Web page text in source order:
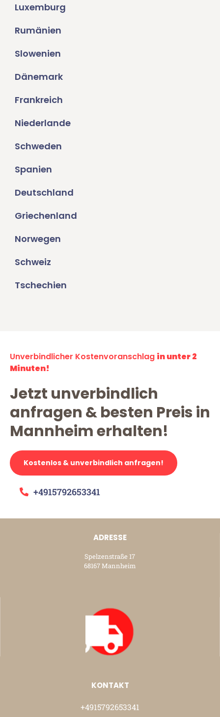
Luxemburg
Rumänien
Slowenien
Dänemark
Frankreich
Niederlande
Schweden
Spanien
Deutschland
Griechenland
Norwegen
Schweiz
Tschechien
Unverbindlicher Kostenvoranschlag in unter 2
Minuten!
Jetzt unverbindlich
anfragen & besten Preis in
Mannheim erhalten!
Kostenlos & unverbindlich anfragen!
+4915792653341
ADRESSE
Spelzenstraße 17
68167 Mannheim
KONTAKT
+4915792653341